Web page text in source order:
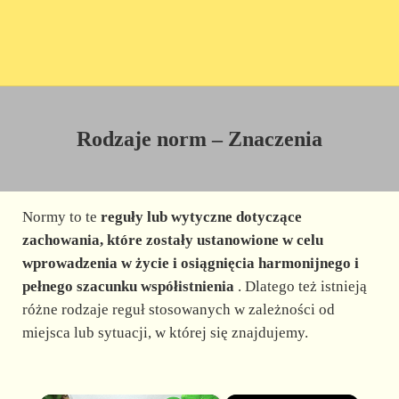
Rodzaje norm – Znaczenia
Normy to te reguły lub wytyczne dotyczące
zachowania, które zostały ustanowione w celu
wprowadzenia w życie i osiągnięcia harmonijnego i
pełnego szacunku współistnienia. Dlatego też istnieją
różne rodzaje reguł stosowanych w zależności od
miejsca lub sytuacji, w której się znajdujemy.